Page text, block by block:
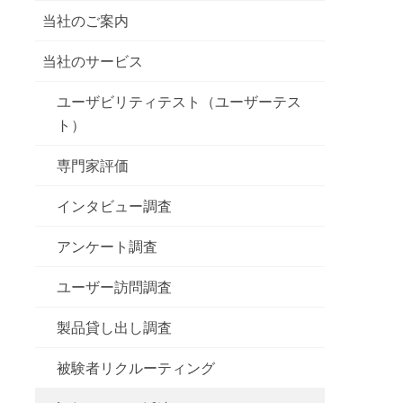
当社のご案内
当社のサービス
ユーザビリティテスト（ユーザーテス
ト）
専門家評価
インタビュー調査
アンケート調査
ユーザー訪問調査
製品貸し出し調査
被験者リクルーティング